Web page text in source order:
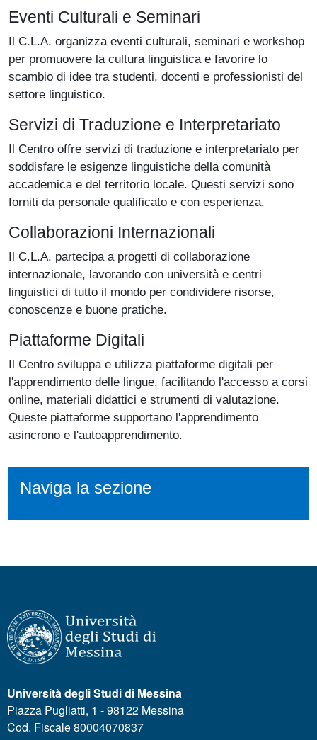
Eventi Culturali e Seminari
Il C.L.A. organizza eventi culturali, seminari e workshop
per promuovere la cultura linguistica e favorire lo
scambio di idee tra studenti, docenti e professionisti del
settore linguistico.
Servizi di Traduzione e Interpretariato
Il Centro offre servizi di traduzione e interpretariato per
soddisfare le esigenze linguistiche della comunità
accademica e del territorio locale. Questi servizi sono
forniti da personale qualificato e con esperienza.
Collaborazioni Internazionali
Il C.L.A. partecipa a progetti di collaborazione
internazionale, lavorando con università e centri
linguistici di tutto il mondo per condividere risorse,
conoscenze e buone pratiche.
Piattaforme Digitali
Il Centro sviluppa e utilizza piattaforme digitali per
l'apprendimento delle lingue, facilitando l'accesso a corsi
online, materiali didattici e strumenti di valutazione.
Queste piattaforme supportano l'apprendimento
asincrono e l'autoapprendimento.
Naviga la sezione
Università degli Studi di Messina
Piazza Pugliatti, 1 - 98122 Messina
Cod. Fiscale 80004070837